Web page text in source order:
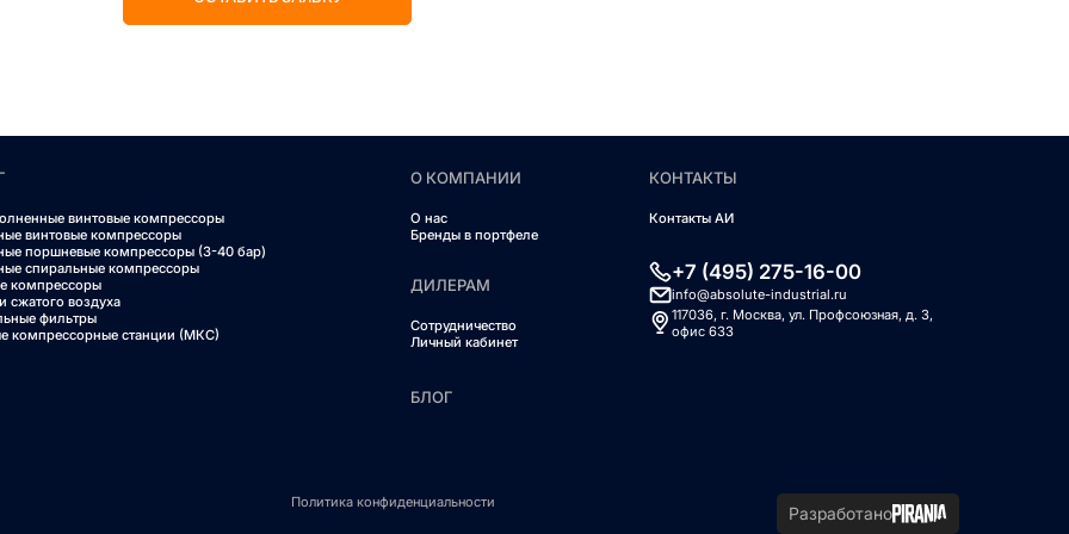
винтовые компрессоры
винтовые компрессоры
поршневые компрессоры (3-40 бар)
спиральные компрессоры
компрессоры
сжатого воздуха
фильтры
компрессорные станции (МКС)
О КОМПАНИИ
О нас
Бренды в портфеле
ДИЛЕРАМ
Сотрудничество
Личный кабинет
БЛОГ
КОНТАКТЫ
Контакты АИ
+7 (495) 275-16-00
info@absolute-industrial.ru
117036, г. Москва, ул. Профсоюзная, д. 3,
офис 633
Политика конфиденциальности
Разработано